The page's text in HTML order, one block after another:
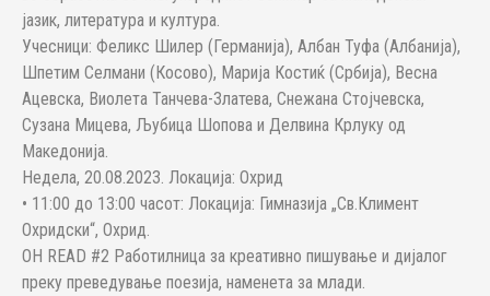
јазик, литература и култура.
Учесници: Феликс Шилер (Германија), Албан Туфа (Албанија),
Шпетим Селмани (Косово), Марија Костиќ (Србија), Весна
Ацевска, Виолета Танчева-Златева, Снежана Стојчевска,
Сузана Мицева, Љубица Шопова и Делвина Крлуку од
Македонија.
Недела, 20.08.2023. Локација: Охрид
• 11:00 до 13:00 часот: Локација: Гимназија „Св.Климент
Охридски“, Охрид.
OH READ #2 Работилница за креативно пишување и дијалог
преку преведување поезија, наменета за млади.